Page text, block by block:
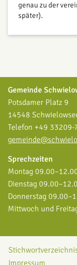
genau zu der
später).
Gemeinde
Potsdamer Platz 9
14548
Telefon +49 33209-
Sprechzeiten
Montag
Dienstag
Donnerstag
Mittwoch und